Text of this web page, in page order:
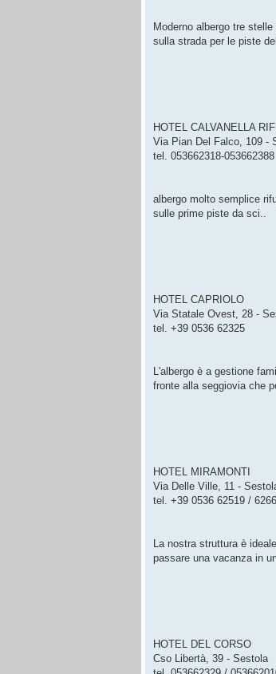
Moderno albergo tre
sulla strada per le piste
HOTEL CALVANELLA
Via Pian Del Falco, 109 -
tel. 053662318-053662388
albergo molto semplice
sulle prime piste da sci..
HOTEL CAPRIOLO
Via Statale Ovest, 28 -
tel. +39 0536 62325
L'albergo è a gestione
fronte alla seggiovia che
HOTEL MIRAMONTI
Via Delle Ville, 11 -
tel. +39 0536 62519 /
La nostra struttura è
passare una vacanza in
HOTEL DEL CORSO
Cso Libertà, 39 - Sestola